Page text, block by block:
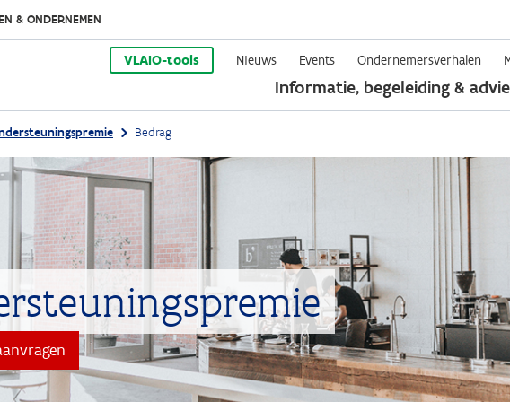
Overslaan
en
naar
de
& ONDERNEMEN
VLAIO-tools Nieuws Events Ondernemersverhalen
Informatie, begeleiding &
Bedrag